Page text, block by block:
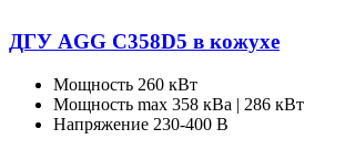
ДГУ AGG C358D5 в кожухе
Мощность 260 кВт
Мощность max 358 кВа | 286 кВт
Напряжение 230-400 В